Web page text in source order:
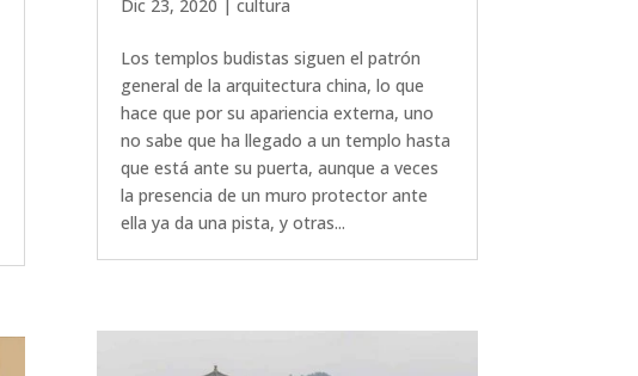
Dic 23, 2020 | cultura
Los templos budistas siguen el patrón
general de la arquitectura china, lo que
hace que por su apariencia externa, uno
no sabe que ha llegado a un templo hasta
que está ante su puerta, aunque a veces
la presencia de un muro protector ante
ella ya da una pista, y otras...